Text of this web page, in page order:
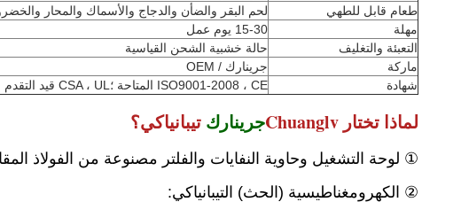
طعام قابل للطهي
لحم البقر والضأن والدجاج والأسماك والمحار
مهلة
15-30 يوم عمل
التعبئة والتغليف
حالة خشبية الشحن القياسية
ماركة
جرينارك / OEM
شهادة
ISO9001-2008 ، CE المتاحة ؛CSA ، UL قيد التقدم
لماذا تختار Chuanglv جرينارك تيبانياكي؟
① لوحة التشغيل وحاوية النفايات والفلتر مصنوعة من الفولاذ المقاوم للصدأ 1.0 مم ، ومدخل الهواء مصنوع من الفولاذ المقاوم للصدأ
② الكهرومغناطيسية (الحث) التيبانياكي: